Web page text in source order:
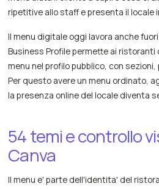
ripetitive allo staff e presenta il locale
Il menu digitale oggi lavora anche
Business Profile permette ai
menu nel profilo pubblico, con
Per questo avere un menu ordinato,
la presenza online del locale diventa
54 temi e controllo
Canva
Il menu e' parte dell'identita' del